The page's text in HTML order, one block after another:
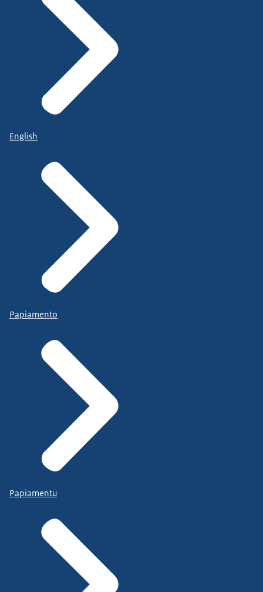
English
Papiamento
Papiamentu